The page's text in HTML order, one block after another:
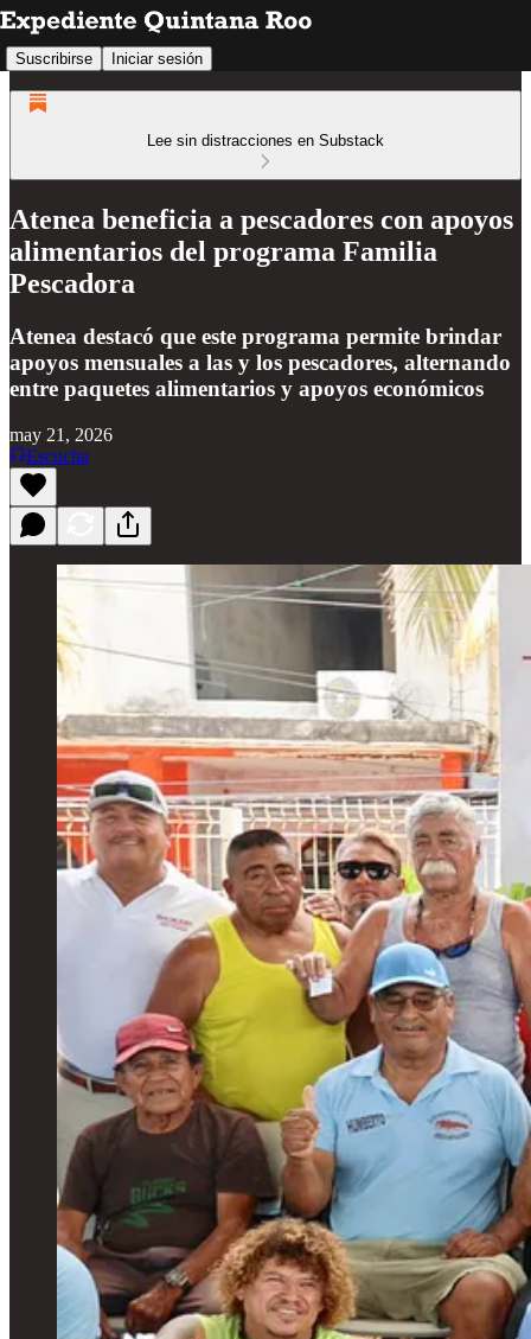
Suscribirse Iniciar sesión
Lee sin distracciones en Substack
Atenea beneficia a pescadores con apoyos
alimentarios del programa Familia
Pescadora
Atenea destacó que este programa permite brindar
apoyos mensuales a las y los pescadores, alternando
entre paquetes alimentarios y apoyos económicos
may 21, 2026
Escucha